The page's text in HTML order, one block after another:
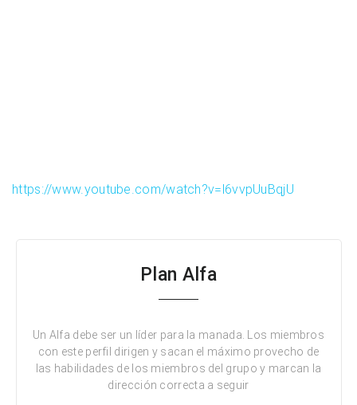
https://www.youtube.com/watch?v=l6vvpUuBqjU
Plan Alfa
Un Alfa debe ser un líder para la manada. Los miembros
con este perfil dirigen y sacan el máximo provecho de
las habilidades de los miembros del grupo y marcan la
dirección correcta a seguir